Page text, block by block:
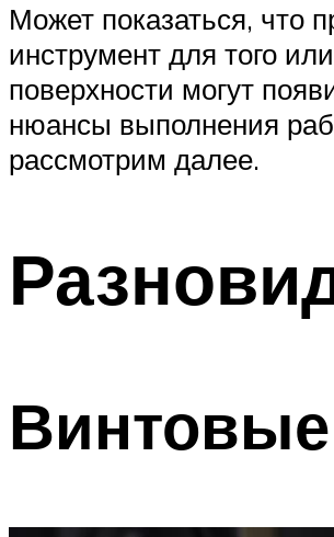
Может показаться, что
инструмент для того
поверхности могут
нюансы выполнения
рассмотрим далее.
Винтовые